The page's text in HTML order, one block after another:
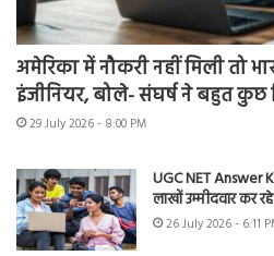
अमेरिका में नौकरी नहीं मिली तो
इंजीनियर, बोले- संघर्ष ने बहुत कुछ
29 July 2026 - 8:00 PM
UGC NET Answer
लाखों उम्मीदवार कर
26 July 2026 - 6:11